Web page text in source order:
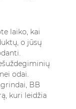
laiko, kai
o jūsų
odai.
BB
kuri leidžia